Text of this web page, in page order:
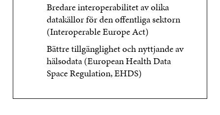
Bredare interoperabilitet av olika
datakällor för den offentliga sektorn
(Interoperable Europe Act)
Bättre tillgänglighet och nyttjande av
hälsodata (European Health Data
Space Regulation, EHDS)